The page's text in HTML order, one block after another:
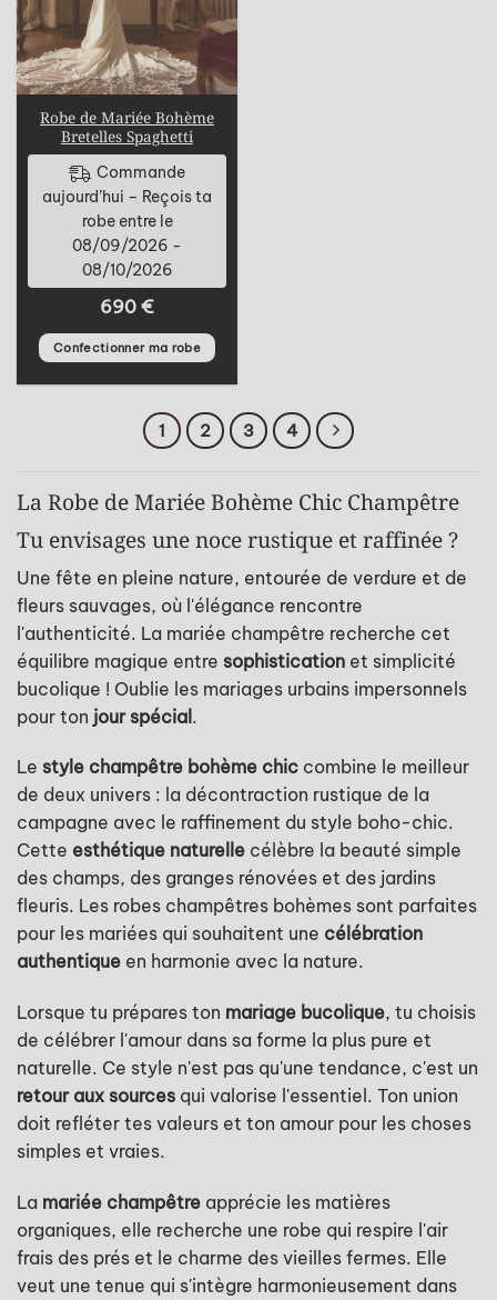
Robe de Mariée Bohème
Bretelles Spaghetti
Commande
aujourd’hui – Reçois ta
robe entre le
08/09/2026 -
08/10/2026
690 €
Confectionner ma robe
1 2 3 4
La Robe de Mariée Bohème Chic Champêtre
Tu envisages une noce rustique et raffinée ?
Une fête en pleine nature, entourée de verdure et de
fleurs sauvages, où l'élégance rencontre
l'authenticité. La mariée champêtre recherche cet
équilibre magique entre sophistication et simplicité
bucolique ! Oublie les mariages urbains impersonnels
pour ton jour spécial.
Le style champêtre bohème chic combine le meilleur
de deux univers : la décontraction rustique de la
campagne avec le raffinement du style boho-chic.
Cette esthétique naturelle célèbre la beauté simple
des champs, des granges rénovées et des jardins
fleuris. Les robes champêtres bohèmes sont parfaites
pour les mariées qui souhaitent une célébration
authentique en harmonie avec la nature.
Lorsque tu prépares ton mariage bucolique, tu choisis
de célébrer l'amour dans sa forme la plus pure et
naturelle. Ce style n'est pas qu'une tendance, c'est un
retour aux sources qui valorise l'essentiel. Ton union
doit refléter tes valeurs et ton amour pour les choses
simples et vraies.
La mariée champêtre apprécie les matières
organiques, elle recherche une robe qui respire l'air
frais des prés et le charme des vieilles fermes. Elle
veut une tenue qui s'intègre harmonieusement dans